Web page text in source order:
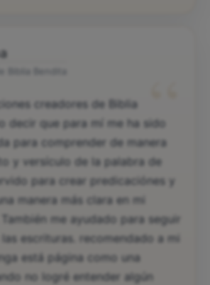
“
creadores de Biblia
decir que para mí me ha sido
para comprender de manera
y versículo de la palabra de
para crear predicaciónes y
manera más clara en mi
me ayudado para seguir
escrituras. recomendado a mi
está página como una
no logré entender algún